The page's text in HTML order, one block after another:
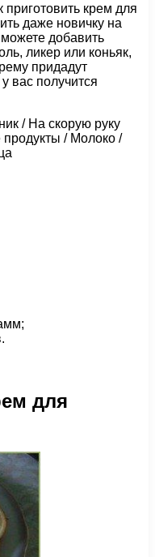
приготовить крем для
даже новичку на
добавить
ликер или коньяк,
придадут
вас получится
/ На скорую руку
/ Молоко /
для